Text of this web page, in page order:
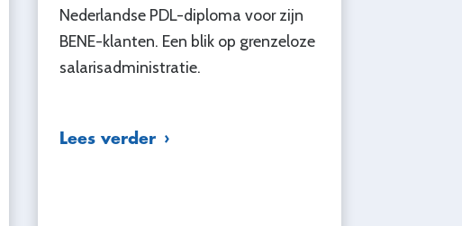
Nederlandse PDL-diploma voor zijn
BENE-klanten. Een blik op grenzeloze
salarisadministratie.
Lees verder